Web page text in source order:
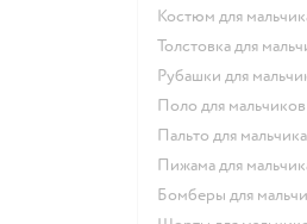
Костюм для
Толстовка для
Рубашки для
Поло для мальчиков
Пальто для мальчика
Пижама для
Бомберы для